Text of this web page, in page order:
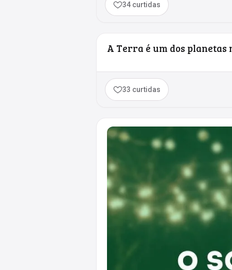
34 curtidas
A Terra é um dos planetas
33 curtidas